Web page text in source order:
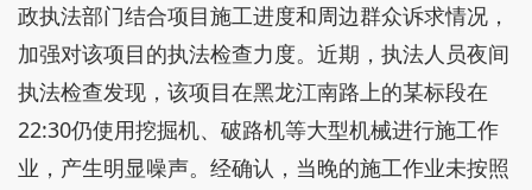
政执法部门结合项目施工进度和周边群众诉求情况，
加强对该项目的执法检查力度。近期，执法人员夜间
执法检查发现，该项目在黑龙江南路上的某标段在
22:30仍使用挖掘机、破路机等大型机械进行施工作
业，产生明显噪声。经确认，当晚的施工作业未按照